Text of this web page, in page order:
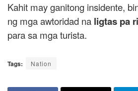
Kahit may ganitong insidente,
ng mga awtoridad na ligtas pa
para sa mga turista.
Tags: Nation